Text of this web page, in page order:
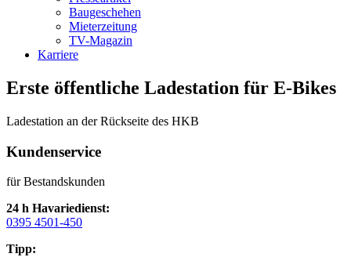
Baugeschehen
Mieterzeitung
TV-Magazin
Karriere
Erste öffentliche Ladestation für E-Bikes
Ladestation an der Rückseite des HKB
Kundenservice
für Bestandskunden
24 h Havariedienst:
0395 4501-450
Tipp: